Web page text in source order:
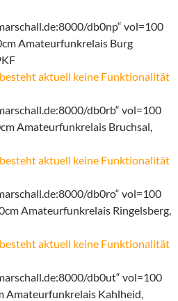
db0np“ vol=100
Amateurfunkrelais Burg
aktuell keine Funktionalität
db0rb“ vol=100
Amateurfunkrelais Bruchsal,
aktuell keine Funktionalität
db0ro“ vol=100
Amateurfunkrelais Ringelsberg,
aktuell keine Funktionalität
db0ut“ vol=100
Amateurfunkrelais Kahlheid,